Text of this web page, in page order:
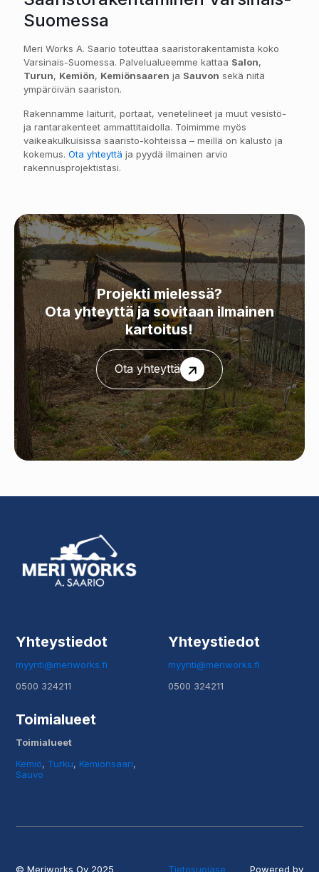
Suomessa
Meri Works A. Saario toteuttaa saaristorakentamista koko
Varsinais-Suomessa. Palvelualueemme kattaa Salon,
Turun, Kemiön, Kemiönsaaren ja Sauvon sekä niitä
ympäröivän saariston.
Rakennamme laiturit, portaat, venetelineet ja muut vesistö-
ja rantarakenteet ammattitaidolla. Toimimme myös
vaikeakulkuisissa saaristo-kohteissa – meillä on kalusto ja
kokemus. Ota yhteyttä ja pyydä ilmainen arvio
rakennusprojektistasi.
Projekti mielessä?
Ota yhteyttä ja sovitaan ilmainen
kartoitus!
Ota yhteyttä
Yhteystiedot
myynti@meriworks.fi
0500 324211
Yhteystiedot
myynti@meriworks.fi
0500 324211
Toimialueet
Toimialueet
Kemiö, Turku, Kemionsaari,
Sauvo
© Meriworks Oy 2025 Tietosuojase Powered by